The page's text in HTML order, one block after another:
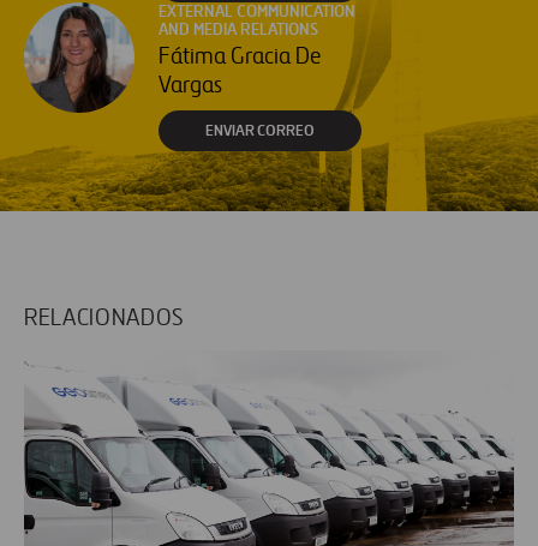
EXTERNAL COMMUNICATION
AND MEDIA RELATIONS
Fátima Gracia De
Vargas
ENVIAR CORREO
RELACIONADOS